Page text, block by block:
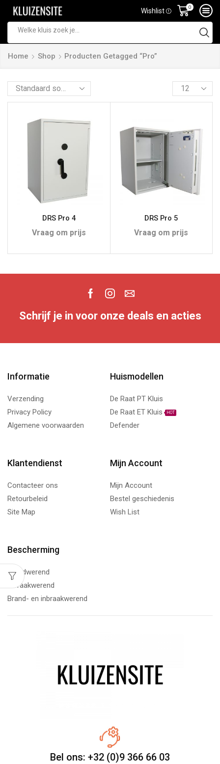
Wishlist 0
Home Shop Producten Getagged “Pro”
DRS Pro 4
Vraag om prijs
DRS Pro 5
Vraag om prijs
Schrijf je in voor onze deals en acties
Informatie
Verzending
Privacy Policy
Algemene voorwaarden
Huismodellen
De Raat PT Kluis
De Raat ET Kluis
HOT
Defender
Klantendienst
Contacteer ons
Retourbeleid
Site Map
Mijn Account
Mijn Account
Bestel geschiedenis
Wish List
Bescherming
Brandwerend
Inbraakwerend
Brand- en inbraakwerend
Bel ons: +32 (0)9 366 66 03